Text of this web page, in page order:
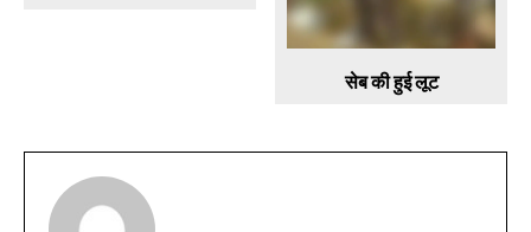
सेब की हुई लूट